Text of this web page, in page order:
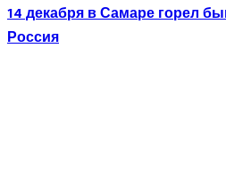
14 декабря в Самаре горел
Россия